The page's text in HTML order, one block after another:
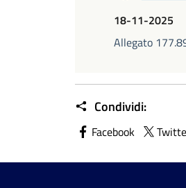
18-11-2025
Allegato
Condividi:
Facebook